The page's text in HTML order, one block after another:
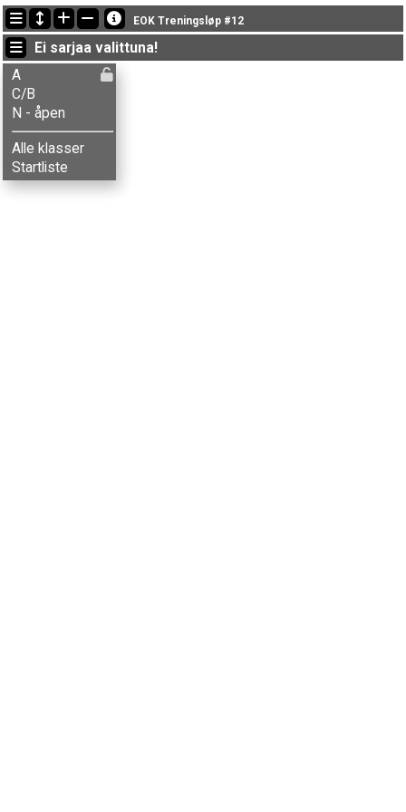
Viimeisimmät tulokset
19:08:16: Monica Storsveen (C/B) maalissa ajalla 1:03:54 (2)
19:01:29: Marianne Sveen (A) maalissa ajalla 1:11:14 (7)
18:59:04: Askild Bø (A) maalissa ajalla 43:53 (1)
EOK Treningsløp #12
Ei sarjaa valittuna!
A
C/B
N - åpen
Alle klasser
Startliste